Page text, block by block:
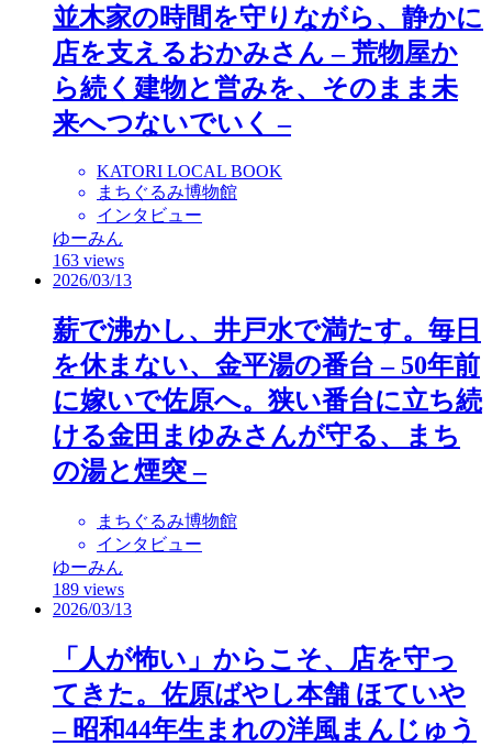
並木家の時間を守りながら、静かに
店を支えるおかみさん – 荒物屋か
ら続く建物と営みを、そのまま未
来へつないでいく –
KATORI LOCAL BOOK
まちぐるみ博物館
インタビュー
ゆーみん
163 views
2026/03/13
薪で沸かし、井戸水で満たす。毎日
を休まない、金平湯の番台 – 50年前
に嫁いで佐原へ。狭い番台に立ち続
ける金田まゆみさんが守る、まち
の湯と煙突 –
まちぐるみ博物館
インタビュー
ゆーみん
189 views
2026/03/13
「人が怖い」からこそ、店を守っ
てきた。佐原ばやし本舗 ほていや
– 昭和44年生まれの洋風まんじゅう